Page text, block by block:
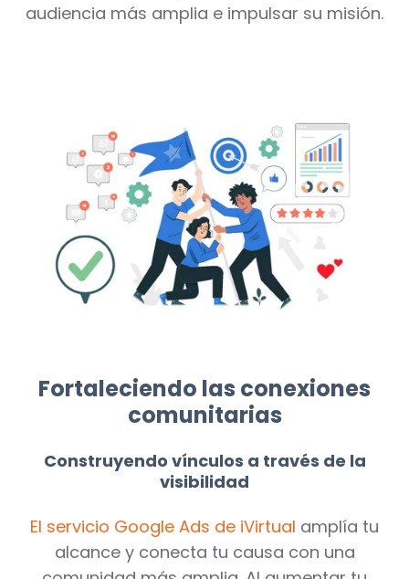
audiencia más amplia e impulsar su misión.
Fortaleciendo las conexiones
comunitarias
Construyendo vínculos a través de la
visibilidad
El servicio Google Ads de iVirtual amplía tu
alcance y conecta tu causa con una